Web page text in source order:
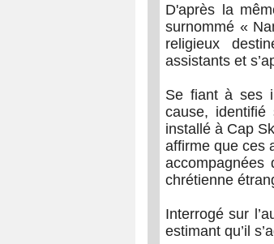
D'après la
surnommé «
religieux
assistants et
Se fiant à ses
cause,
installé à Cap
affirme que ces
accompagnées
chrétienne
Interrogé sur
estimant qu’il